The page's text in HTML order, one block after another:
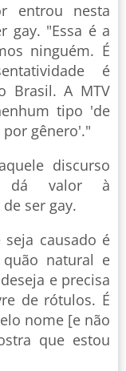
entrou nesta
gay. "Essa é a
ninguém. É
é
Brasil. A MTV
tipo 'de
gênero'."
discurso
dá valor à
ser gay.
causado é
natural e
e precisa
de rótulos. É
nome [e não
que estou